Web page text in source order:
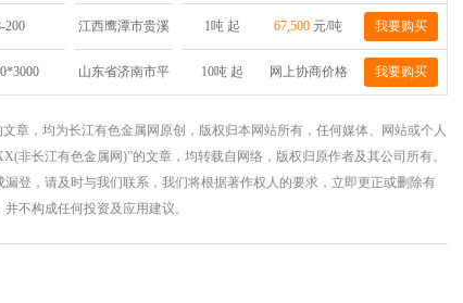
200 江西鹰潭市贵溪
市铜产业循环经
1吨 起 67,500 元/吨 我要购买
山东省济南市平
化园济南弘达铝
业有限公司成品
仓库
10吨 起 网上协商价格 我要购买
章，均为长江有色金属网原创，版权归本网站所有，任何媒体、网站或个人
非长江有色金属网)”的文章，均转载自网络，版权归原作者及其公司所有。
登，请及时与我们联系，我们将根据著作权人的要求，立即更正或删除有
不构成任何投资及应用建议。